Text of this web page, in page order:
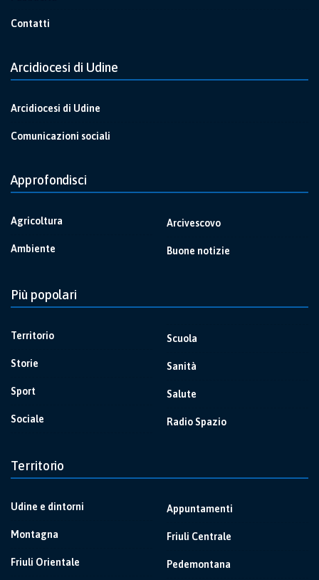
Contatti
Arcidiocesi di Udine
Arcidiocesi di Udine
Comunicazioni sociali
Approfondisci
Agricoltura
Ambiente
Arcivescovo
Buone notizie
Più popolari
Territorio
Storie
Sport
Sociale
Scuola
Sanità
Salute
Radio Spazio
Territorio
Udine e dintorni
Montagna
Friuli Orientale
Appuntamenti
Friuli Centrale
Pedemontana